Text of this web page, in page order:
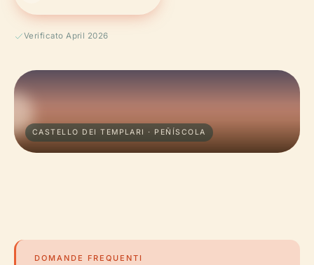
Verificato April 2026
CASTELLO DEI TEMPLARI · PEÑÍSCOLA
DOMANDE FREQUENTI